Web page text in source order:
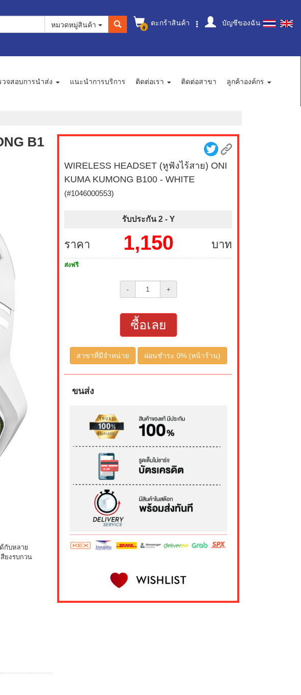
0 ตะกร้าสินค้า บัญชีของฉัน
หมวดหมู่สินค้า
วจสอบการนำส่ง แนะนำการบริการ ติดต่อเรา ติดต่อสาขา
ลูกค้าองค์กร
B1
กับหลาย
ยงรบกวน
WIRELESS HEADSET (หูฟังไร้สาย) ONI
KUMA KUMONG B100 - WHITE
(#1046000553)
รับประกัน 2 - Y
ราคา บาท
1,150
ส่งฟรี
- +
ซื้อเลย
สาขาที่มีจำหน่าย ผ่อนชำระ 0% (หน้าร้าน)
ขนส่ง